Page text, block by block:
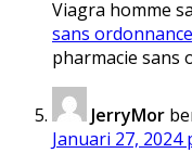
Viagra homme
sans ordonnance
pharmacie sans
JerryMor
Januari 27, 2024